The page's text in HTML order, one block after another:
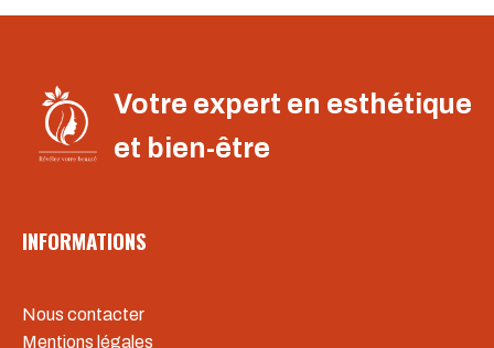
Votre expert en esthétique
et bien-être
INFORMATIONS
Nous contacter
Mentions légales